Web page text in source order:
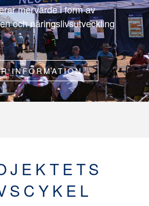
mervärde i form av
och näringslivsutveckling
INFORMATION